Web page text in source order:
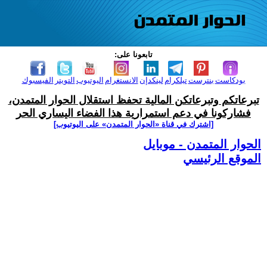
تابعونا على:
الفيسبوك التويتر اليوتيوب الانستغرام لينكدإن تيلكرامبنترست بودكاست
تبرعاتكم وتبرعاتكن المالية تحفظ استقلال الحوار المتمدن،
فشاركونا في دعم استمرارية هذا الفضاء اليساري الحر
[اشترك في قناة ‫«الحوار المتمدن» على اليوتيوب]
الحوار المتمدن - موبايل
الموقع الرئيسي